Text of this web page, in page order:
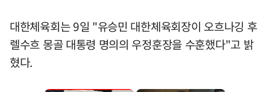
대한체육회는 9일 "유승민 대한체육회장이 오흐나깅 후
렐수흐 몽골 대통령 명의의 우정훈장을 수훈했다"고 밝
혔다.